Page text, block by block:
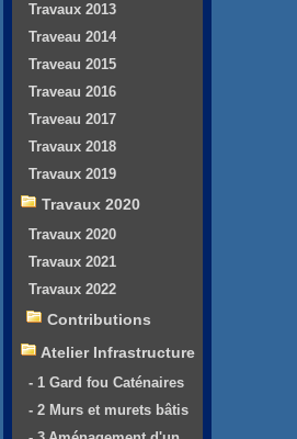
Travaux 2013
Traveau 2014
Traveau 2015
Traveau 2016
Traveau 2017
Travaux 2018
Travaux 2019
Travaux 2020
Travaux 2020
Travaux 2021
Travaux 2022
Contributions
Atelier Infrastructure
- 1 Gard fou Caténaires
- 2 Murs et murets bâtis